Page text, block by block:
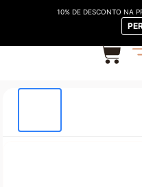
10% DE DESCONTO NA
NAMORADOS